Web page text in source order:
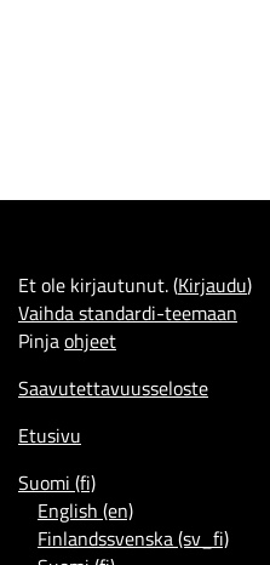
Et ole kirjautunut. (Kirjaudu)
Vaihda standardi-teemaan
Pinjaohjeet
Saavutettavuusseloste
Etusivu
Suomi ‎(fi)‎
English ‎(en)‎
Finlandssvenska ‎(sv_fi)‎